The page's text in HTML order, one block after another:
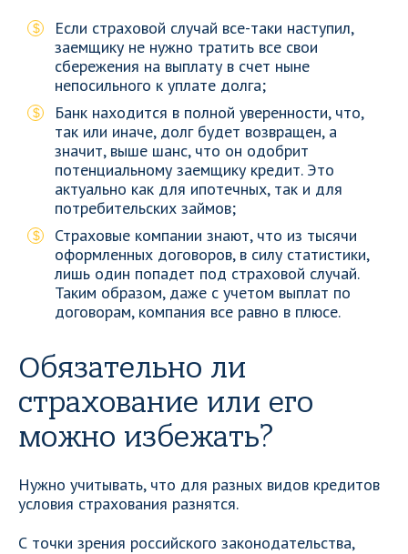
Если страховой случай все-таки наступил,
заемщику не нужно тратить все свои
сбережения на выплату в счет ныне
непосильного к уплате долга;
Банк находится в полной уверенности, что,
так или иначе, долг будет возвращен, а
значит, выше шанс, что он одобрит
потенциальному заемщику кредит. Это
актуально как для ипотечных, так и для
потребительских займов;
Страховые компании знают, что из тысячи
оформленных договоров, в силу статистики,
лишь один попадет под страховой случай.
Таким образом, даже с учетом выплат по
договорам, компания все равно в плюсе.
Обязательно ли
страхование или его
можно избежать?
Нужно учитывать, что для разных видов кредитов
условия страхования разнятся.
С точки зрения российского законодательства,